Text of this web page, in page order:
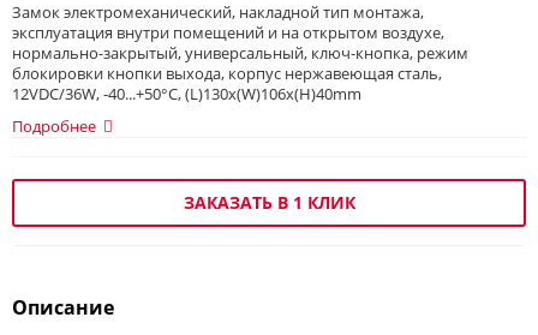
Замок электромеханический, накладной тип монтажа,
эксплуатация внутри помещений и на открытом воздухе,
нормально-закрытый, универсальный, ключ-кнопка, режим
блокировки кнопки выхода, корпус нержавеющая сталь,
12VDC/36W, -40...+50°С, (L)130х(W)106х(H)40mm
Подробнее
ЗАКАЗАТЬ В 1 КЛИК
Описание